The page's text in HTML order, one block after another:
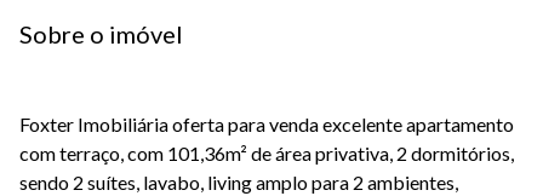
Sobre o imóvel
Foxter Imobiliária oferta para venda excelente apartamento
com terraço, com 101,36m² de área privativa, 2 dormitórios,
sendo 2 suítes, lavabo, living amplo para 2 ambientes,